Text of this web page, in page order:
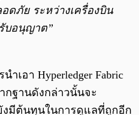
ดภัย ระหว่างเครื่องบิน
บอนุญาต”
เอา Hyperledger Fabric
กฐานดังกล่าวนั้นจะ
งมีต้นทุนในการดูแลที่ถูกอีก